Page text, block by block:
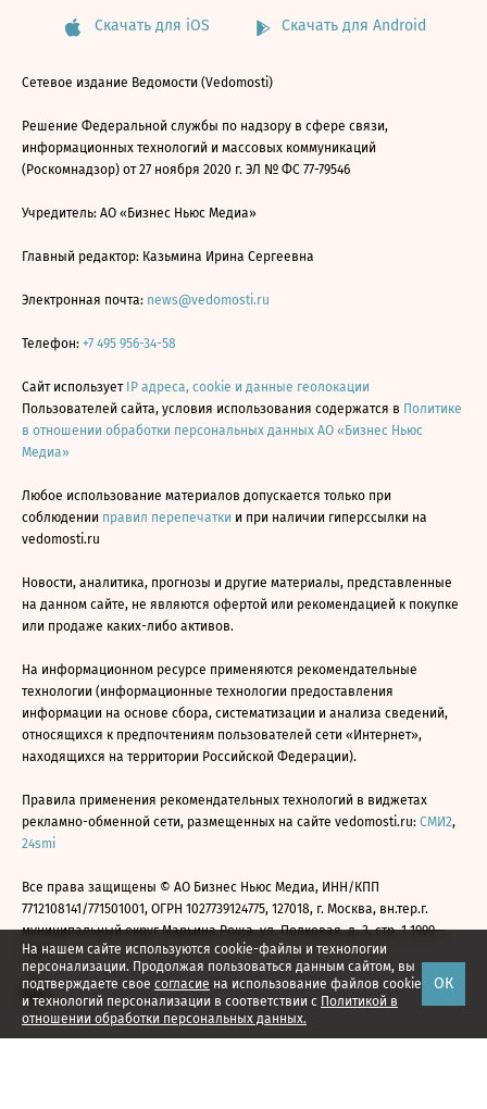
На нашем сайте используются cookie-файлы и технологии
персонализации. Продолжая пользоваться данным сайтом, вы
подтверждаете свое согласие на использование файлов cookie
и технологий персонализации в соответствии с Политикой в
отношении обработки персональных данных.
ОК
Скачать для iOS Скачать для Android
Сетевое издание Ведомости (Vedomosti)
Решение Федеральной службы по надзору в сфере связи,
информационных технологий и массовых коммуникаций
(Роскомнадзор) от 27 ноября 2020 г. ЭЛ № ФС 77-79546
Учредитель: АО «Бизнес Ньюс Медиа»
Главный редактор: Казьмина Ирина Сергеевна
Электронная почта: news@vedomosti.ru
Телефон: +7 495 956-34-58
Сайт использует IP адреса, cookie и данные геолокации
Пользователей сайта, условия использования содержатся в Политике
в отношении обработки персональных данных АО «Бизнес Ньюс
Медиа»
Любое использование материалов допускается только при
соблюдении правил перепечатки и при наличии гиперссылки на
vedomosti.ru
Новости, аналитика, прогнозы и другие материалы, представленные
на данном сайте, не являются офертой или рекомендацией к покупке
или продаже каких-либо активов.
На информационном ресурсе применяются рекомендательные
технологии (информационные технологии предоставления
информации на основе сбора, систематизации и анализа сведений,
относящихся к предпочтениям пользователей сети «Интернет»,
находящихся на территории Российской Федерации).
Правила применения рекомендательных технологий в виджетах
рекламно-обменной сети, размещенных на сайте vedomosti.ru: СМИ2,
24smi
Все права защищены © АО Бизнес Ньюс Медиа, ИНН/КПП
7712108141/771501001, ОГРН 1027739124775, 127018, г. Москва, вн.тер.г.
муниципальный округ Марьина Роща, ул. Полковая, д. 3, стр. 1 1999—
2026